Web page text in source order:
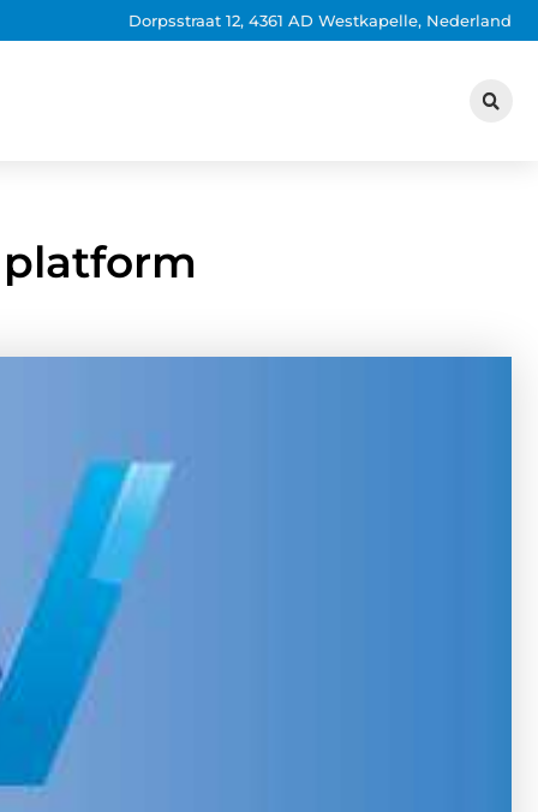
Dorpsstraat 12, 4361 AD Westkapelle, Nederland